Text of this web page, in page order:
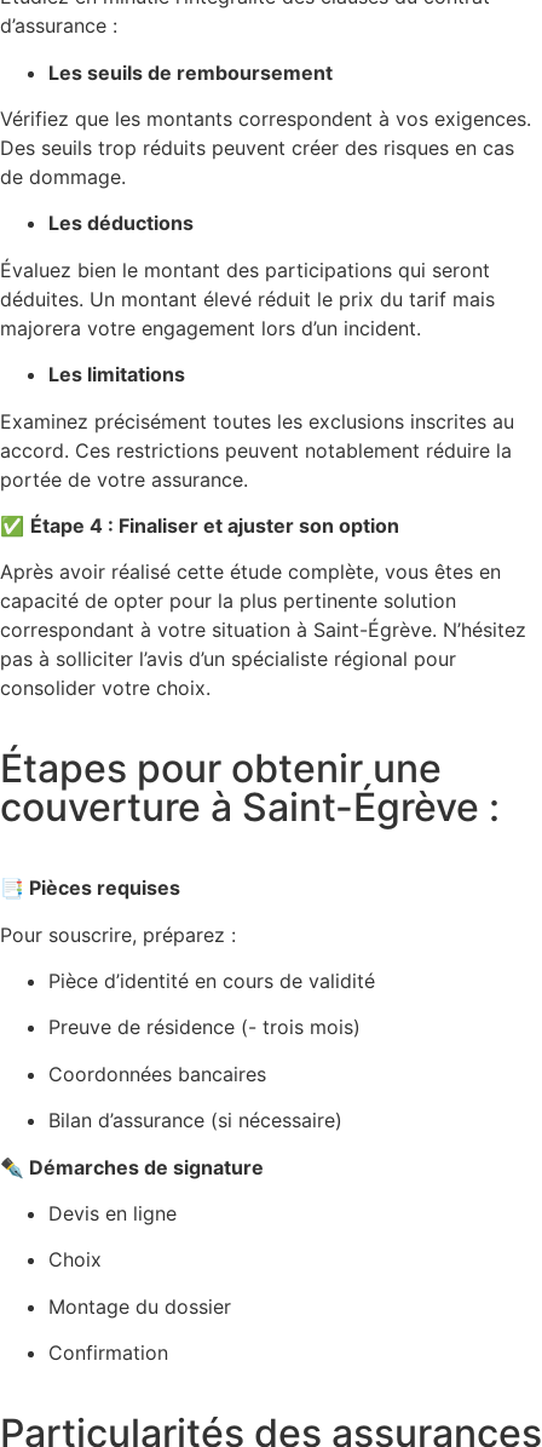
d’assurance :
Les seuils de remboursement
Vérifiez que les montants correspondent à vos exigences.
Des seuils trop réduits peuvent créer des risques en cas
de dommage.
Les déductions
Évaluez bien le montant des participations qui seront
déduites. Un montant élevé réduit le prix du tarif mais
majorera votre engagement lors d’un incident.
Les limitations
Examinez précisément toutes les exclusions inscrites au
accord. Ces restrictions peuvent notablement réduire la
portée de votre assurance.
✅ Étape 4 : Finaliser et ajuster son option
Après avoir réalisé cette étude complète, vous êtes en
capacité de opter pour la plus pertinente solution
correspondant à votre situation à Saint-Égrève. N’hésitez
pas à solliciter l’avis d’un spécialiste régional pour
consolider votre choix.
Étapes pour obtenir une
couverture à Saint-Égrève :
📑 Pièces requises
Pour souscrire, préparez :
Pièce d’identité en cours de validité
Preuve de résidence (- trois mois)
Coordonnées bancaires
Bilan d’assurance (si nécessaire)
✒️ Démarches de signature
Devis en ligne
Choix
Montage du dossier
Confirmation
Particularités des assurances